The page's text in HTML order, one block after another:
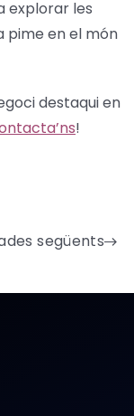
explorar les
pime en el món
destaqui en
!
següents